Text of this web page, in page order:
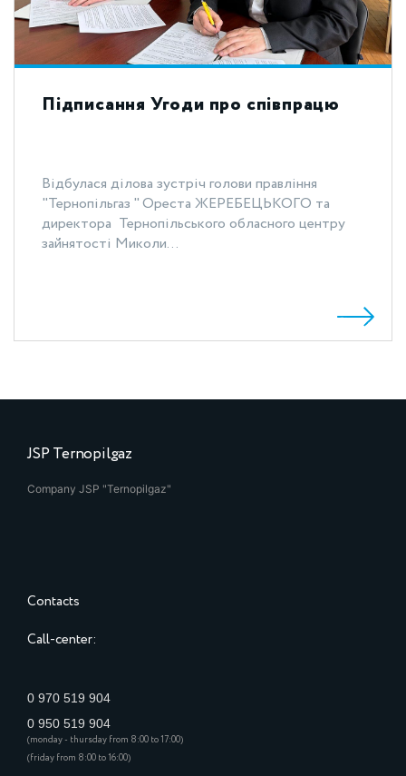
Підписання Угоди про співпрацю
Відбулася ділова зустріч голови правління
"Тернопільгаз " Ореста ЖЕРЕБЕЦЬКОГО та
директора Тернопільського обласного центру
зайнятості Миколи...
JSP Ternopilgaz
Company JSP "Ternopilgaz"
Contacts
Call-center:
0 970 519 904
0 950 519 904
(monday - thursday from 8:00 to 17:00)
(friday from 8:00 to 16:00)